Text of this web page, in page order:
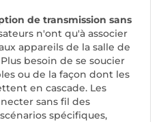
de transmission sans
n'ont qu'à associer
appareils de la salle de
Plus besoin de se soucier
ou de la façon dont les
en cascade. Les
sans fil des
spécifiques,